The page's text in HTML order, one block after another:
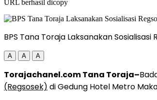
URL berhasil dicopy
BPS Tana Toraja Laksanakan
A A A
Torajachanel.com Tana Toraja–
(Regsosek) di Gedung Hotel Metro